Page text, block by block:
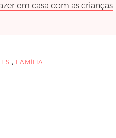
em casa com as crianças
, FAMÍLIA